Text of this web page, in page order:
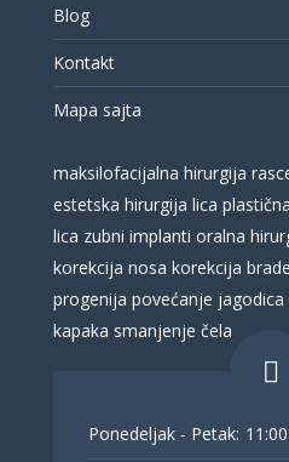
Blog
Kontakt
Mapa sajta
maksilofacijalna hirurgija
estetska hirurgija lica
lica zubni implanti oralna
korekcija nosa korekcija brade
progenija povećanje jagodica
kapaka smanjenje čela
Ponedeljak - Petak: